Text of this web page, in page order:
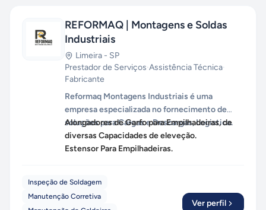
REFORMAQ | Montagens e Soldas
Industriais
Limeira - SP
Prestador de Serviços·Assistência Técnica·
Fabricante
Reformaq Montagens Industriais é uma
empresa especializada no fornecimento de
soluções para Cargas e Descargas, Logistica.
Alongadores de Garfo para Empilhadeiras, de
diversas Capacidades de eleveção.
Estensor Para Empilhadeiras.
Inspeção de Soldagem
Manutenção Corretiva
Ver perfil